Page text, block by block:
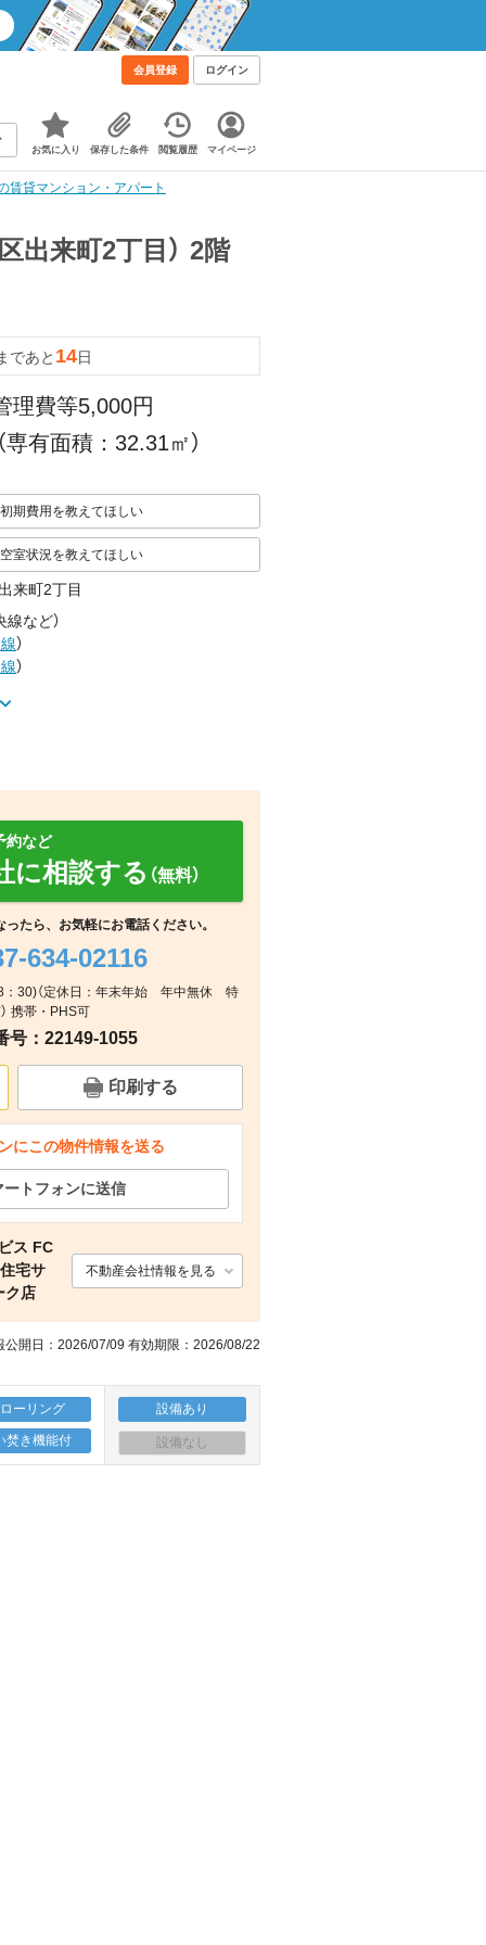
会員登録 ログイン
お気に入り 保存した条件 閲覧履歴 マイページ
賃貸マンション・アパート
出来町2丁目） 2階
室内 室内 室内
室内
であと 14日
理費等5,000円
（専有面積：32.31㎡）
初期費用を教えてほしい
空室状況を教えてほしい
出来町2丁目
線など）
）
）
約など
に相談する （無料）
たら、お気軽にお電話ください。
634-02116
：30)（定休日：年末年始 年中無休 特
携帯・PHS可
号：22149-1055
印刷する
にこの物件情報を送る
トフォンに送信
ス FC
宅サ
ク店
不動産会社情報を見る
公開日：2026/07/09 有効期限：2026/08/22
ーリング
焚き機能付
設備あり
設備なし